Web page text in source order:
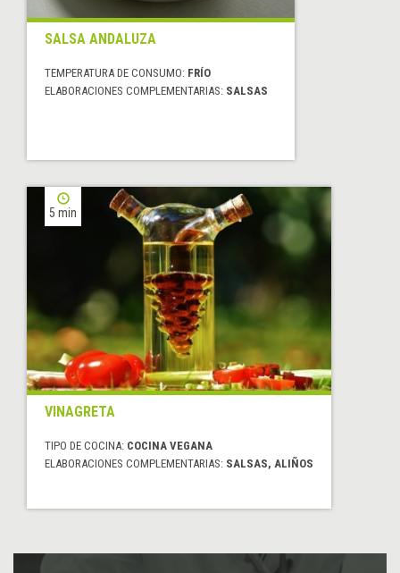
SALSA ANDALUZA
TEMPERATURA DE CONSUMO: FRÍO
ELABORACIONES COMPLEMENTARIAS: SALSAS
5 min
VINAGRETA
TIPO DE COCINA: COCINA VEGANA
ELABORACIONES COMPLEMENTARIAS: SALSAS, ALIÑOS